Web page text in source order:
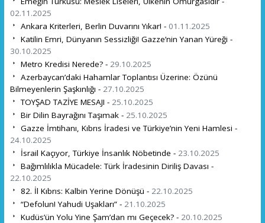
02.11.2025
Ankara Kriterleri, Berlin Duvarını Yıkar! - 01.11.2025
Katilin Emri, Dünyanın Sessizliği! Gazze’nin Yanan Yüreği -
30.10.2025
Metro Kredisi Nerede? - 29.10.2025
Azerbaycan’daki Hahamlar Toplantısı Üzerine: Özünü
Bilmeyenlerin Şaşkınlığı - 27.10.2025
TOYŞAD TAZİYE MESAJI - 25.10.2025
Bir Dilin Bayrağını Taşımak - 25.10.2025
Gazze İmtihanı, Kıbrıs İradesi ve Türkiye’nin Yeni Hamlesi -
24.10.2025
İsrail Kaçıyor, Türkiye İnsanlık Nöbetinde - 23.10.2025
Bağımlılıkla Mücadele: Türk İradesinin Diriliş Davası -
22.10.2025
82. İl Kıbrıs: Kalbin Yerine Dönüşü - 22.10.2025
“Defolun! Yahudi Uşakları” - 21.10.2025
Kudüs’ün Yolu Yine Şam’dan mı Geçecek? - 20.10.2025